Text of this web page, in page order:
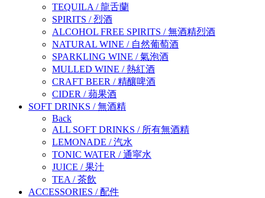
TEQUILA /龍舌蘭
SPIRITS /烈酒
ALCOHOL FREE SPIRITS /無酒精烈酒
NATURAL WINE / 自然葡萄酒
SPARKLING WINE /氣泡酒
MULLED WINE /熱紅酒
CRAFT BEER /精釀啤酒
CIDER /蘋果酒
SOFT DRINKS /無酒精
Back
ALL SOFT DRINKS / 所有無酒精
LEMONADE /汽水
TONIC WATER /通寜水
JUICE /果汁
TEA /茶飲
ACCESSORIES /配件